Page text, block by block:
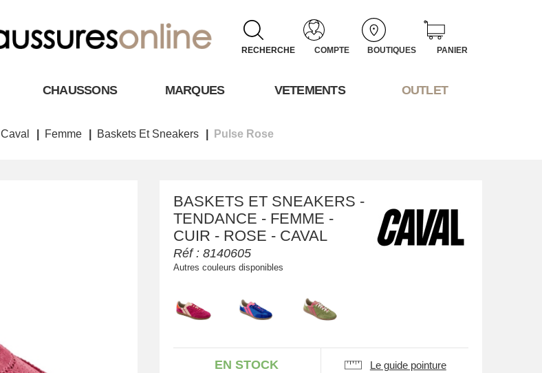
RECHERCHE COMPTE BOUTIQUES PANIER
CHAUSSONS MARQUES VETEMENTS OUTLET
Caval Femme Baskets Et Sneakers Pulse Rose
BASKETS ET SNEAKERS -
TENDANCE - FEMME -
CUIR - ROSE - CAVAL
Réf :8140605
Autres couleurs disponibles
EN STOCK Le guide pointure